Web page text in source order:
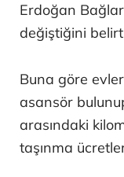
Erdoğan
değiştiğini
Buna göre
asansör
arasındaki
taşınma